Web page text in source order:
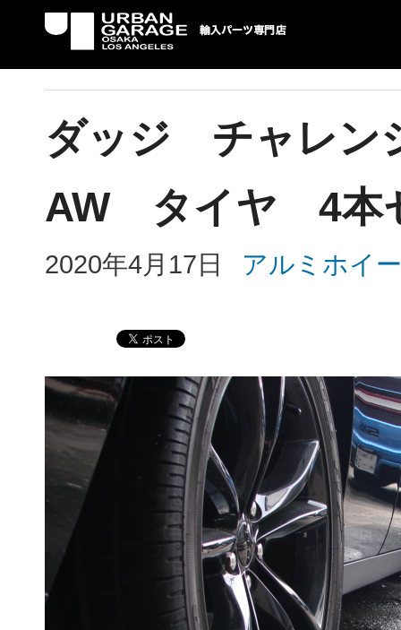
ダッジ チャレ
AW タイヤ 4本
2020年4月17日 アルミホイ